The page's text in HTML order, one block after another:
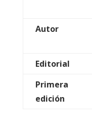
Autor
Editorial
Primera
edición